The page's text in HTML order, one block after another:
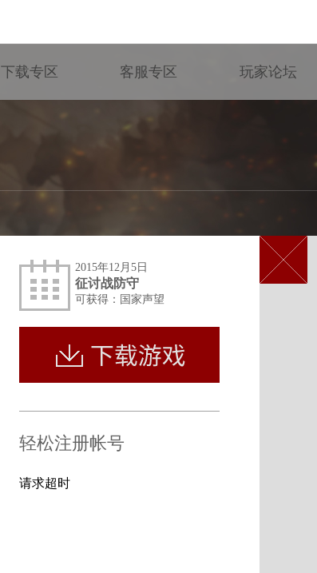
下载专区 客服专区 玩家论坛
2015年12月5日
征讨战防守
可获得：国家声望
轻松注册帐号